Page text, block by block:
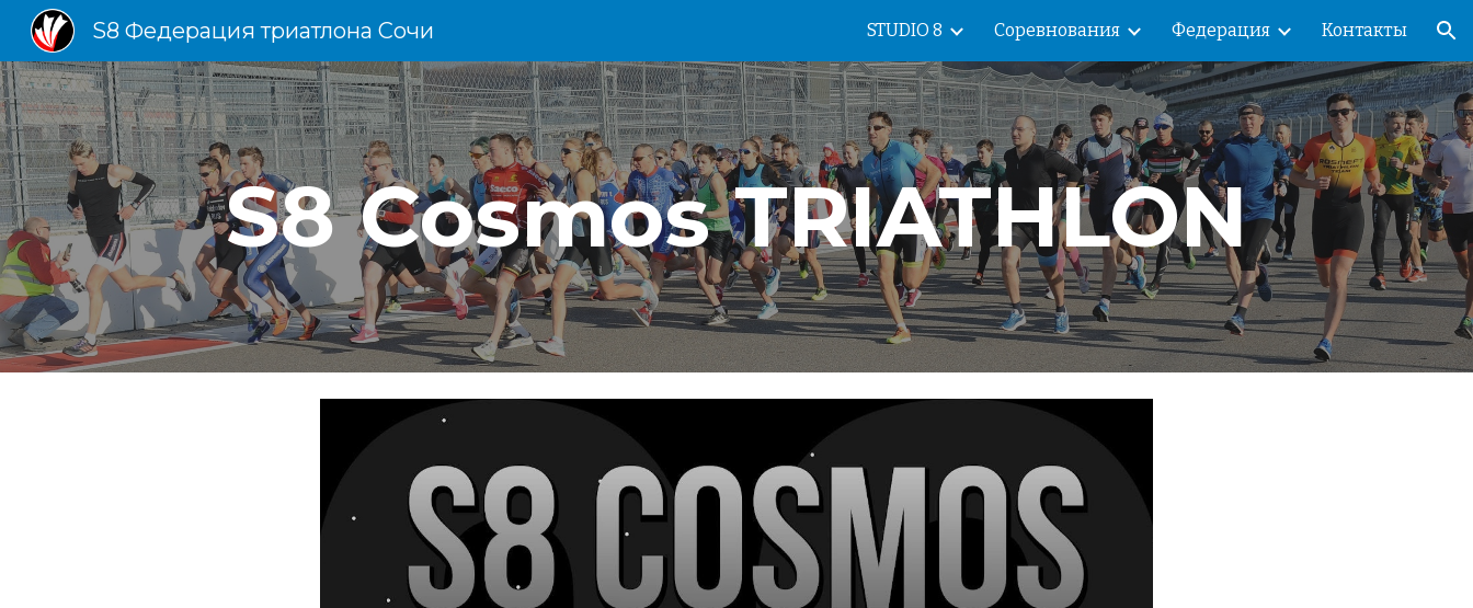
Skip to navigation
S8 Федерация триатлона Сочи STUDIO 8 Соревнования Федерация Контакты
S8 Cosmos TRIATHLON